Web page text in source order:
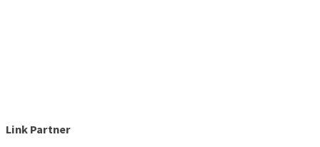
Link Partner